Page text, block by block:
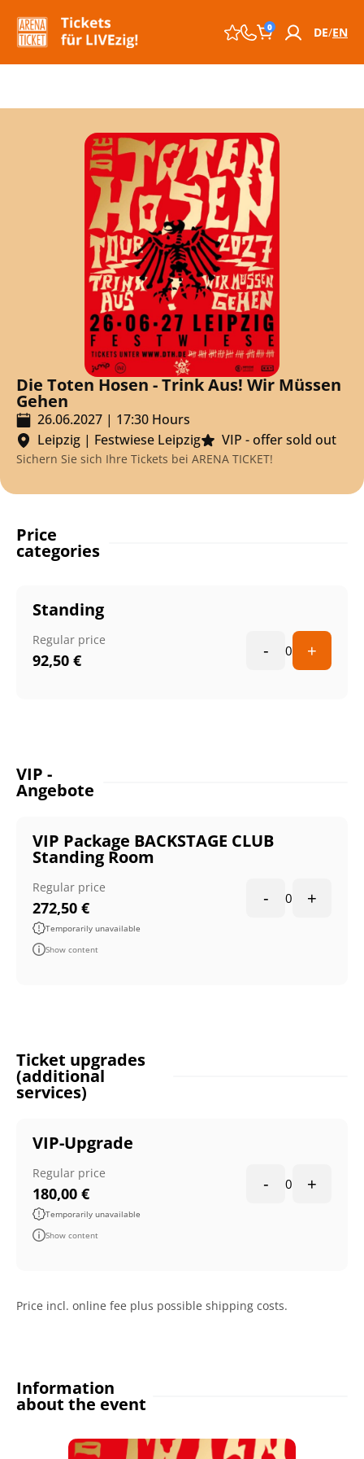
0 DE EN
Die Toten Hosen - Trink Aus! Wir Müssen
Gehen
26.06.2027 | 17:30 Hours
Leipzig | Festwiese Leipzig VIP - offer sold out
Sichern Sie sich Ihre Tickets bei ARENA TICKET!
Price
categories
Standing
Regular price
92,50 € - 0 +
VIP -
Angebote
VIP Package BACKSTAGE CLUB
Standing Room
Regular price
272,50 €
Temporarily unavailable
- 0 +
Show content
Ticket upgrades
(additional
services)
VIP-Upgrade
Regular price
180,00 €
Temporarily unavailable
- 0 +
Show content
Price incl. online fee plus possible shipping costs.
Information
about the event